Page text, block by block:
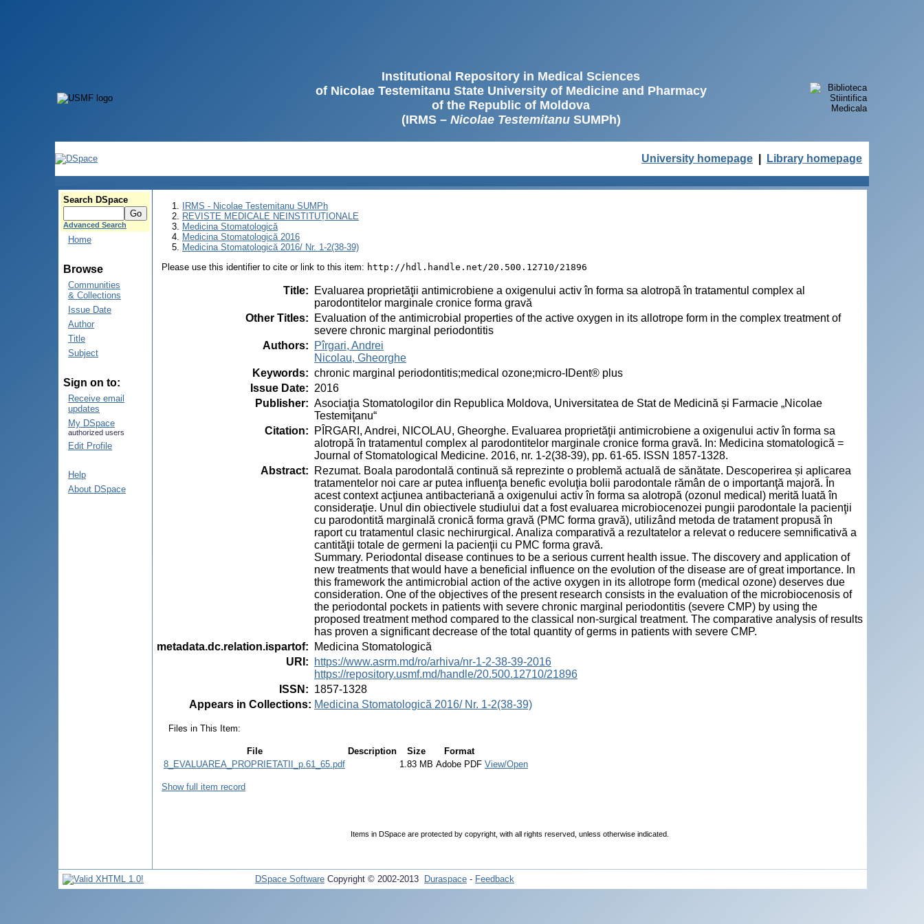
Institutional Repository in Medical Sciences
of Nicolae Testemitanu State University of Medicine and Pharmacy
of the Republic of Moldova
(IRMS – Nicolae TestemitanuSUMPh)
University homepage Library homepage
Search DSpace
Advanced Search
Home
Browse
Communities
& Collections
Issue Date
Author
Title
Subject
Sign on to:
Receive email
updates
My DSpace
authorized users
Edit Profile
Help
About DSpace
IRMS - Nicolae Testemitanu SUMPh
REVISTE MEDICALE NEINSTITUȚIONALE
Medicina Stomatologică
Medicina Stomatologică 2016
Medicina Stomatologică 2016/ Nr. 1-2(38-39)
Please use this identifier to cite or link to this item: http://hdl.handle.net/20.500.12710/21896
Title:
Evaluarea proprietăţii antimicrobiene a oxigenului activ în forma sa alotropă în tratamentul complex al
parodontitelor marginale cronice forma gravă
Other Titles:
Evaluation of the antimicrobial properties of the active oxygen in its allotrope form in the complex treatment of
severe chronic marginal periodontitis
Authors:
Pîrgari, Andrei
Nicolau, Gheorghe
Keywords: chronic marginal periodontitis;medical ozone;micro-IDent® plus
Issue Date: 2016
Publisher: Asociaţia Stomatologilor din Republica Moldova, Universitatea de Stat de Medicină și Farmacie „Nicolae
Testemiţanu“
Citation:
PÎRGARI, Andrei, NICOLAU, Gheorghe. Evaluarea proprietăţii antimicrobiene a oxigenului activ în forma sa
alotropă în tratamentul complex al parodontitelor marginale cronice forma gravă. In: Medicina stomatologică =
Journal of Stomatological Medicine. 2016, nr. 1-2(38-39), pp. 61-65. ISSN 1857-1328.
Abstract:
Rezumat. Boala parodontală continuă să reprezinte o problemă actuală de sănătate. Descoperirea și aplicarea
tratamentelor noi care ar putea influenţa benefic evoluţia bolii parodontale rămân de o importanţă majoră. În
acest context acţiunea antibacteriană a oxigenului activ în forma sa alotropă (ozonul medical) merită luată în
consideraţie. Unul din obiectivele studiului dat a fost evaluarea microbiocenozei pungii parodontale la pacienţii
cu parodontită marginală cronică forma gravă (PMC forma gravă), utilizând metoda de tratament propusă în
raport cu tratamentul clasic nechirurgical. Analiza comparativă a rezultatelor a relevat o reducere semnificativă a
cantităţii totale de germeni la pacienţii cu PMC forma gravă.
Summary. Periodontal disease continues to be a serious current health issue. The discovery and application of
new treatments that would have a beneficial influence on the evolution of the disease are of great importance. In
this framework the antimicrobial action of the active oxygen in its allotrope form (medical ozone) deserves due
consideration. One of the objectives of the present research consists in the evaluation of the microbiocenosis of
the periodontal pockets in patients with severe chronic marginal periodontitis (severe CMP) by using the
proposed treatment method compared to the classical non-surgical treatment. The comparative analysis of results
has proven a significant decrease of the total quantity of germs in patients with severe CMP.
metadata.dc.relation.ispartof:
Medicina Stomatologică
URI :
https://www.asrm.md/ro/arhiva/nr-1-2-38-39-2016
https://repository.usmf.md/handle/20.500.12710/21896
ISSN : 1857-1328
Appears in Collections: Medicina Stomatologică 2016/ Nr. 1-2(38-39)
Files in This Item:
File Description Size
Format
8_EVALUAREA_PROPRIETATII_p.61_65.pdf
1.83 MB Adobe PDF View/Open
Show full item record
Items in DSpace are protected by copyright, with all rights reserved, unless otherwise indicated.
DSpace Software Copyright © 2002-2013 Duraspace - Feedback